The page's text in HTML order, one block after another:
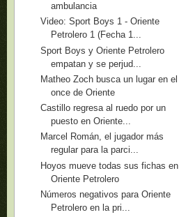
ambulancia
Video: Sport Boys 1 - Oriente
Petrolero 1 (Fecha 1...
Sport Boys y Oriente Petrolero
empatan y se perjud...
Matheo Zoch busca un lugar en el
once de Oriente
Castillo regresa al ruedo por un
puesto en Oriente...
Marcel Román, el jugador más
regular para la parci...
Hoyos mueve todas sus fichas en
Oriente Petrolero
Números negativos para Oriente
Petrolero en la pri...